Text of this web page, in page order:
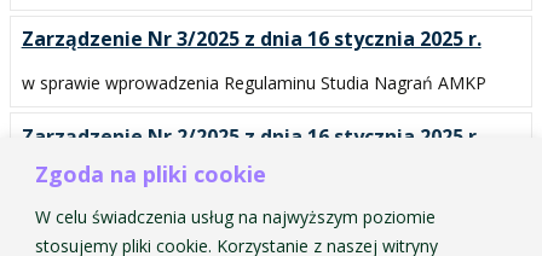
Zgoda na pliki cookie
W celu świadczenia usług na najwyższym poziomie
stosujemy pliki cookie. Korzystanie z naszej witryny
Zarządzenie Nr 3/2025 z dnia 16 stycznia 2025 r.
w sprawie wprowadzenia Regulaminu Studia Nagrań AMKP
Zarządzenie Nr 2/2025 z dnia 16 stycznia 2025 r.
w sprawie powołania Uczelnianej Komisji Rekrutacyjnej do
przeprowadzenia rekrutacji na rok akademicki 2025/2026